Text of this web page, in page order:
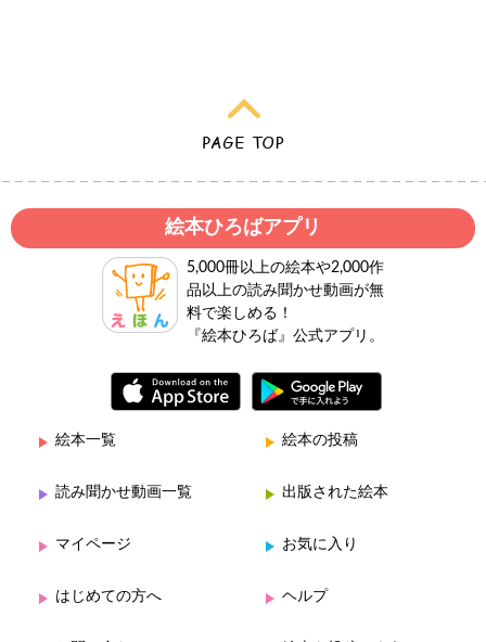
絵本ひろばアプリ
5,000冊以上の絵本や2,000作
品以上の読み聞かせ動画が無
料で楽しめる！
『絵本ひろば』公式アプリ。
絵本一覧 絵本の投稿
読み聞かせ動画一覧 出版された絵本
マイページ お気に入り
はじめての方へ ヘルプ